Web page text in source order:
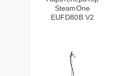
SteamOne
EUFD80B V2